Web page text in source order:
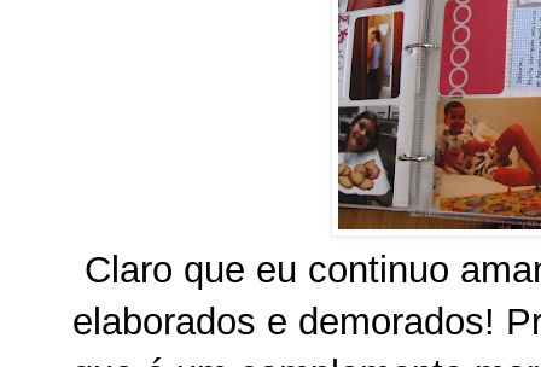
Claro que eu continuo
elaborados e demorados!